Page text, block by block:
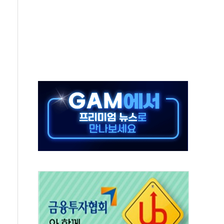
경미화원 수거차에 치여 사망
…60대 남성 2명 숨져
종 60대 나흘만에 숨진 채 발견
살해 10대 아들 체포
아친 정청래…제주 연설서 신경전 고조
시…與 "적극 환영"·野 "졸속 국정"